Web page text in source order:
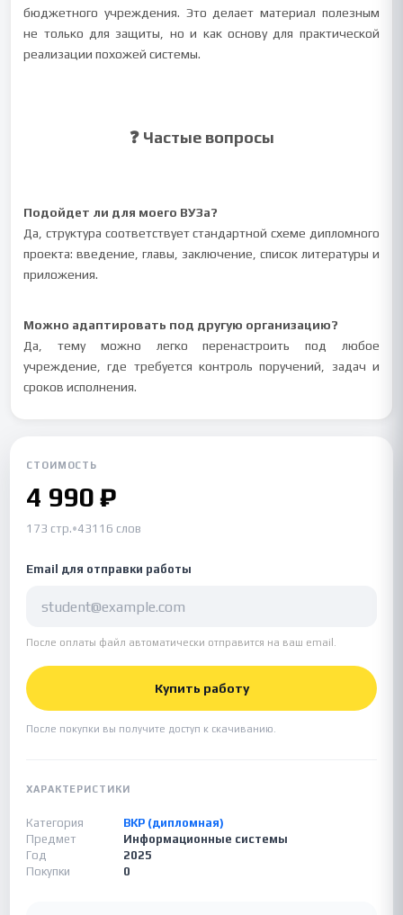
бюджетного учреждения. Это делает материал полезным
не только для защиты, но и как основу для практической
реализации похожей системы.
❓ Частые вопросы
Подойдет ли для моего ВУЗа?
Да, структура соответствует стандартной схеме дипломного
проекта: введение, главы, заключение, список литературы и
приложения.
Можно адаптировать под другую организацию?
Да, тему можно легко перенастроить под любое
учреждение, где требуется контроль поручений, задач и
сроков исполнения.
СТОИМОСТЬ
4 990 ₽
173 стр.•43116 слов
Email для отправки работы
После оплаты файл автоматически отправится на ваш email.
Купить работу
После покупки вы получите доступ к скачиванию.
ХАРАКТЕРИСТИКИ
Категория
ВКР (дипломная)
Предмет
Информационные системы
Год
2025
Покупки
0